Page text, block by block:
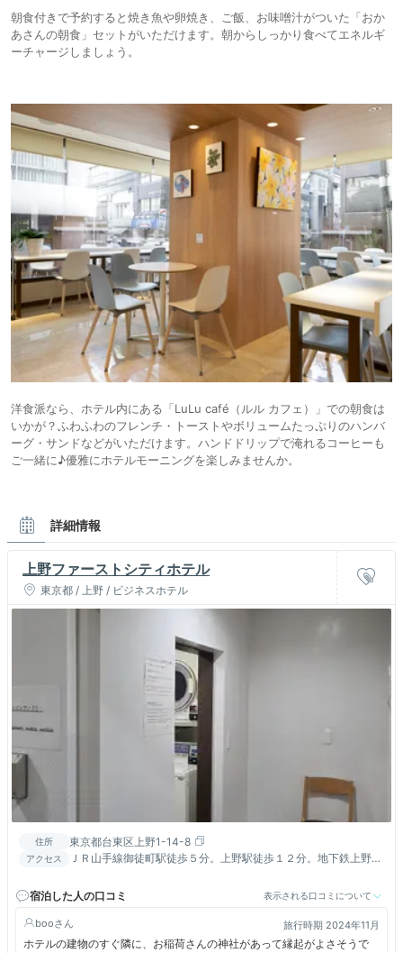
朝食付きで予約すると焼き魚や卵焼き、ご飯、お味噌汁がついた「おか
あさんの朝食」セットがいただけます。朝からしっかり食べてエネルギ
ーチャージしましょう。
洋食派なら、ホテル内にある「LuLu café（ルル カフェ）」での朝食は
いかが？ふわふわのフレンチ・トーストやボリュームたっぷりのハンバ
ーグ・サンドなどがいただけます。ハンドドリップで淹れるコーヒーも
ご一緒に♪優雅にホテルモーニングを楽しみませんか。
詳細情報
上野ファーストシティホテル
東京都 / 上野 / ビジネスホテル
住所 東京都台東区上野1-14-8
アクセス
ＪＲ山手線御徒町駅徒歩５分。上野駅徒歩１２分。地下鉄上野広
宿泊した人の口コミ
表示される口コミについて
boo 旅行時期 2024年11月
ホテルの建物のすぐ隣に、お稲荷さんの神社があって縁起がよさそうで